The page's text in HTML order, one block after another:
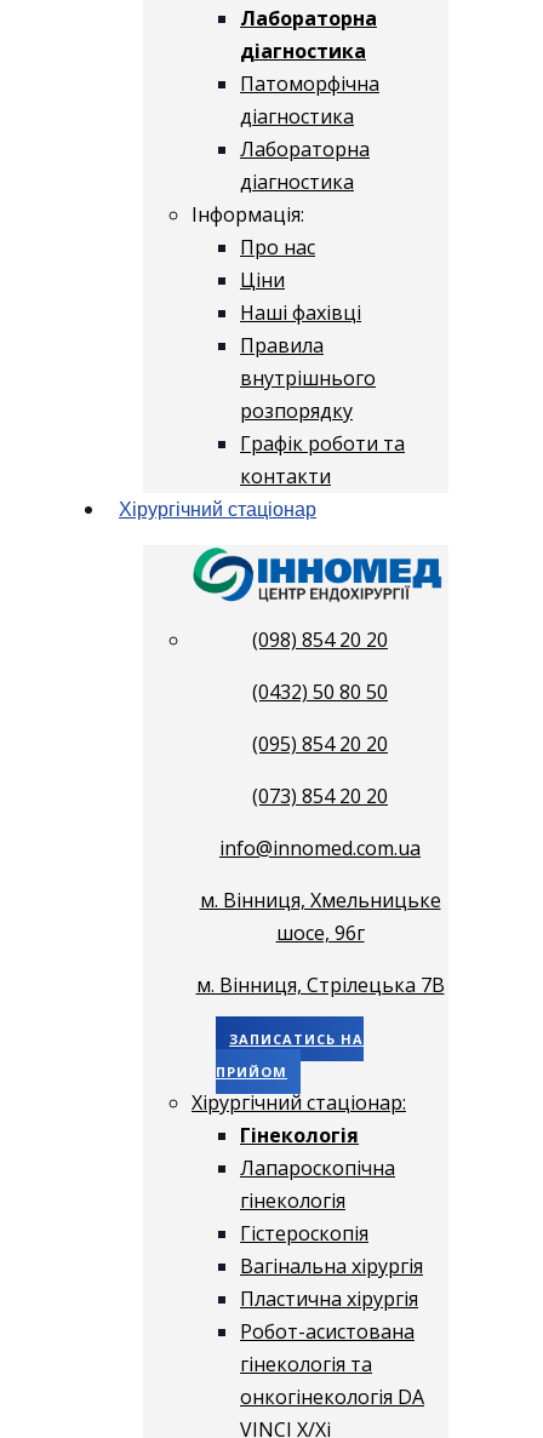
Лабораторна
діагностика
Патоморфічна
діагностика
Лабораторна
діагностика
Інформація:
Про нас
Ціни
Наші фахівці
Правила
внутрішнього
розпорядку
Графік роботи та
контакти
Хірургічний стаціонар
(098) 854 20 20
(0432) 50 80 50
(095) 854 20 20
(073) 854 20 20
info@innomed.com.ua
м. Вінниця, Хмельницьке
шосе, 96г
м. Вінниця, Стрілецька 7В
ЗАПИСАТИСЬ НА
ПРИЙОМ
Хірургічний стаціонар:
Гінекологія
Лапароскопічна
гінекологія
Гістероскопія
Вагінальна хірургія
Пластична хірургія
Робот-асистована
гінекологія та
онкогінекологія DA
VINCI X/Xі